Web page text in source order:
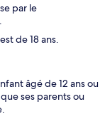
par le
de 18 ans.
âgé de 12 ans ou
ses parents ou